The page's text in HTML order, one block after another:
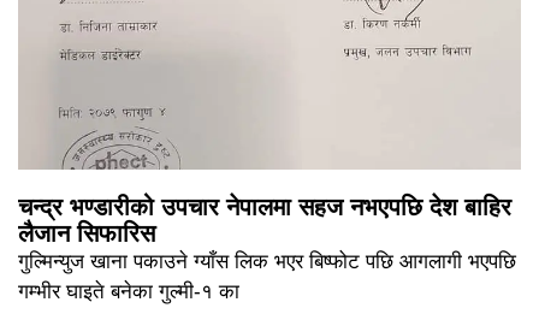
चन्द्र भण्डारीको उपचार नेपालमा सहज नभएपछि देश बाहिर
लैजान सिफारिस
गुल्मिन्युज खाना पकाउने ग्याँस लिक भएर बिष्फोट पछि आगलागी भएपछि
गम्भीर घाइते बनेका गुल्मी-१ का